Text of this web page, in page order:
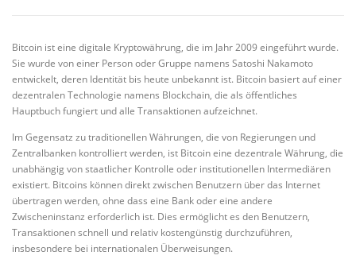
Bitcoin ist eine digitale Kryptowährung, die im Jahr 2009 eingeführt wurde.
Sie wurde von einer Person oder Gruppe namens Satoshi Nakamoto
entwickelt, deren Identität bis heute unbekannt ist. Bitcoin basiert auf einer
dezentralen Technologie namens Blockchain, die als öffentliches
Hauptbuch fungiert und alle Transaktionen aufzeichnet.
Im Gegensatz zu traditionellen Währungen, die von Regierungen und
Zentralbanken kontrolliert werden, ist Bitcoin eine dezentrale Währung, die
unabhängig von staatlicher Kontrolle oder institutionellen Intermediären
existiert. Bitcoins können direkt zwischen Benutzern über das Internet
übertragen werden, ohne dass eine Bank oder eine andere
Zwischeninstanz erforderlich ist. Dies ermöglicht es den Benutzern,
Transaktionen schnell und relativ kostengünstig durchzuführen,
insbesondere bei internationalen Überweisungen.